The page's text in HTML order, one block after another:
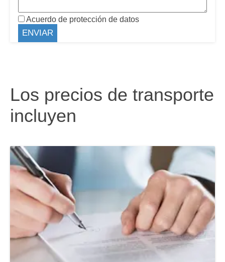
Acuerdo de protección de datos
Los precios de transporte
incluyen